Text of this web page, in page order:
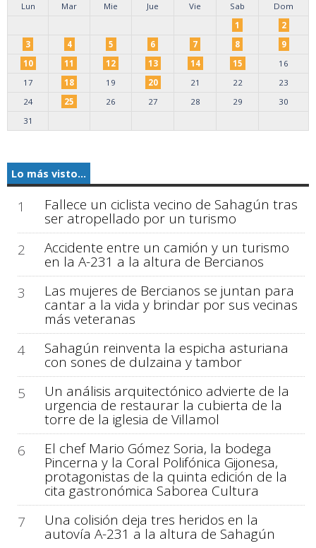
Lun
Mar Mie Jue Vie Sab
Dom
1
2
3
4 5 6 7 8
9
10
11 12 13 14 15
16
17
18 19 20 21 22
23
24
25 26 27 28 29
30
31
Lo más visto...
1 Fallece un ciclista vecino de Sahagún tras
ser atropellado por un turismo
2
Accidente entre un camión y un turismo
en la A-231 a la altura de Bercianos
3
Las mujeres de Bercianos se juntan para
cantar a la vida y brindar por sus vecinas
más veteranas
4
Sahagún reinventa la espicha asturiana
con sones de dulzaina y tambor
5
Un análisis arquitectónico advierte de la
urgencia de restaurar la cubierta de la
torre de la iglesia de Villamol
6
El chef Mario Gómez Soria, la bodega
Pincerna y la Coral Polifónica Gijonesa,
protagonistas de la quinta edición de la
cita gastronómica Saborea Cultura
7
Una colisión deja tres heridos en la
autovía A-231 a la altura de Sahagún